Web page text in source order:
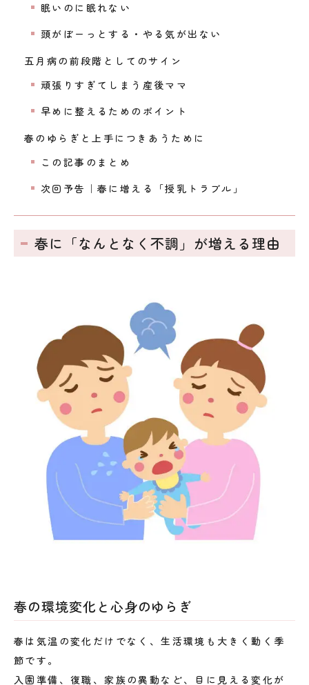
眠いのに眠れない
頭がぼーっとする・やる気が出ない
五月病の前段階としてのサイン
頑張りすぎてしまう産後ママ
早めに整えるためのポイント
春のゆらぎと上手につきあうために
この記事のまとめ
次回予告｜春に増える「授乳トラブル」
春に「なんとなく不調」が増える理由
春の環境変化と心身のゆらぎ
春は気温の変化だけでなく、生活環境も大きく動く季
節です。
入園準備、復職、家族の異動など、目に見える変化が